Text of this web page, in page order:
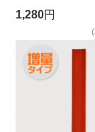
チメイ NPM-
1,280円